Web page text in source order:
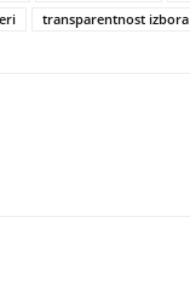
transparentnost izbora